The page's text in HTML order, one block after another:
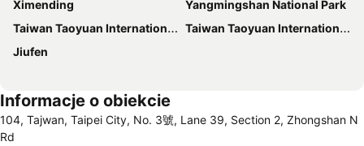
Ximending
Yangmingshan National Park
Taiwan Taoyuan International Airport
Taiwan Taoyuan International Airport
Jiufen
Informacje o obiekcie
104, Tajwan, Taipei City, No. 3號, Lane 39, Section 2, Zhongshan N
Rd